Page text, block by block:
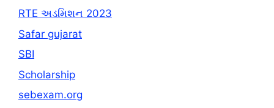
RTE અડમિશન 2023
Safar gujarat
SBI
Scholarship
sebexam.org